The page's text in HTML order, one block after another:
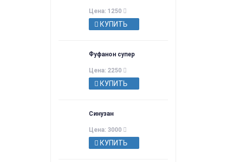
Цена: 1250
КУПИТЬ
Фуфанон супер
Цена: 2250
КУПИТЬ
Синузан
Цена: 3000
КУПИТЬ